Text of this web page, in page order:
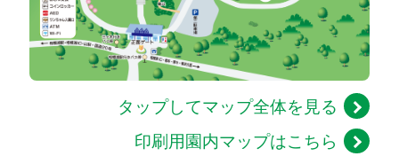
タップしてマップ全体を見る
印刷用園内マップはこちら